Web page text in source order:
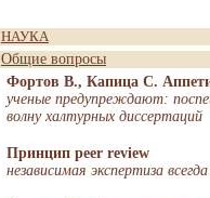
НАУКА
Общие вопросы
Фортов В., Капица С.
ученые предупреждают:
волну халтурных диссертаций
Принцип peer review
независимая экспертиза